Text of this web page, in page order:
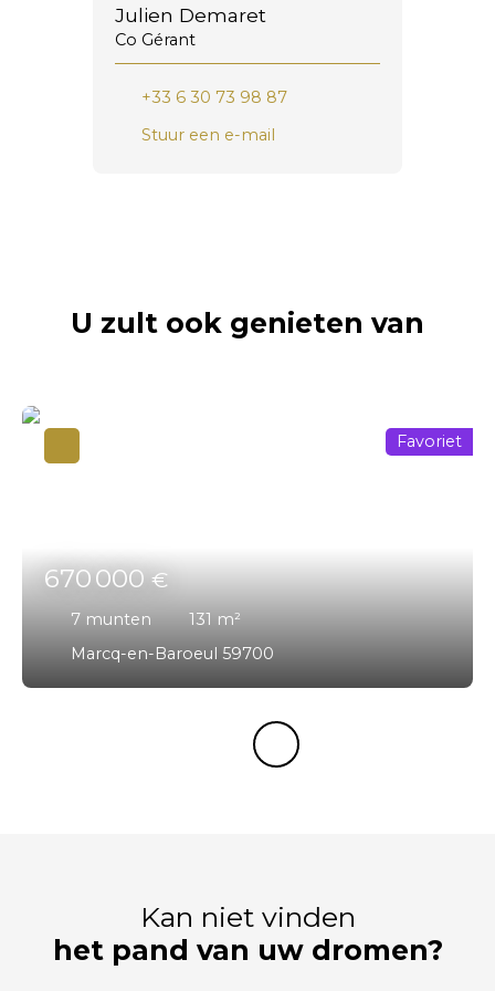
Julien Demaret
Co Gérant
+33 6 30 73 98 87
Stuur een e-mail
U zult ook genieten van
670 000€
7 munten 131 m²
Marcq-en-Baroeul 59700
Favoriet
Kan niet vinden
het pand van uw dromen?